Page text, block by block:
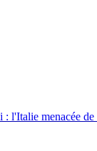
l'Italie menacée de